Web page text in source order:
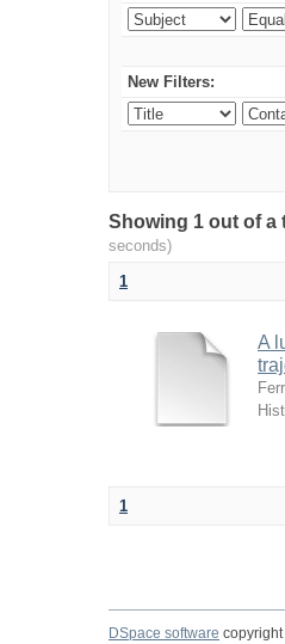
New Filters:
Showing 1 out of a
seconds)
1
A
1
DSpace software